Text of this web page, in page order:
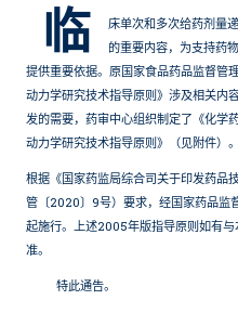
临
床单次和多次给药剂量
的重要内容，为支持药
提供重要依据。原国家食品药品监督管
动力学研究技术指导原则》涉及相关内
发的需要，药审中心组织制定了《化学
动力学研究技术指导原则》（见附件）。
根据《国家药监局综合司关于印发药品
管〔2020〕9号）要求，经国家药品监
起施行。上述2005年版指导原则如有
准。
特此通告。